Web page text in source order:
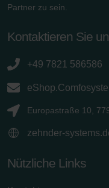
Partner zu sein.
Kontaktieren Sie
+49 7821 586586
Europastraße 10,
zehnder-
Nützliche Links